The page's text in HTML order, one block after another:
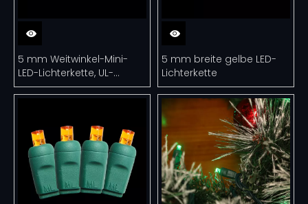
5 mm Weitwinkel-Mini-
LED-Lichterkette, UL-
blaues Weihnachtslicht-
5 mm breite gelbe LED-
Lichterkette